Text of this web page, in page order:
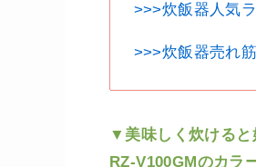
>>>炊飯器人気
>>>炊飯器売れ
▼美味しく炊けると
RZ-V100GMのカラ